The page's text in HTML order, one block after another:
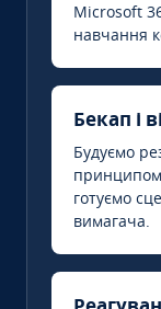
Microsoft
навчання
Бекап і
Будуємо
принципом
готуємо
вимагача.